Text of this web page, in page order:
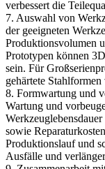
verbessert die
7. Auswahl von
der geeigneten
Produktionsvolumen
Prototypen können
sein. Für
gehärtete
8. Formwartung und
Wartung und
sowie
Produktionslauf und
Ausfälle und